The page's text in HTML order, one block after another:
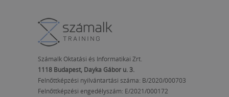
Számalk Oktatási és Informatikai Zrt.
1118 Budapest, Dayka Gábor u. 3.
Felnőttképzési nyilvántartási száma: B/2020/000703
Felnőttképzési engedélyszám: E/2021/000172